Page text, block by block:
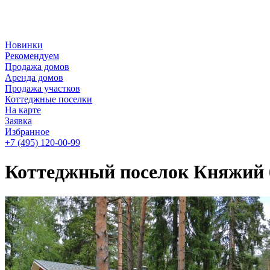
Новинки
Рекомендуем
Продажа домов
Аренда домов
Продажа участков
Коттеджные поселки
На карте
Заявка
Избранное
+7 (495) 120-00-99
Коттеджный поселок Княжий